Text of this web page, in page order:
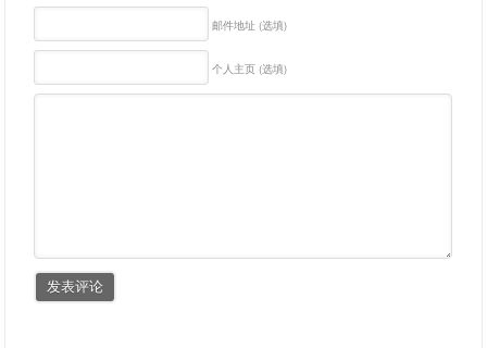
邮件地址 (选填)
个人主页 (选填)